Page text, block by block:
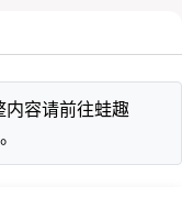
内容请前往蛙趣